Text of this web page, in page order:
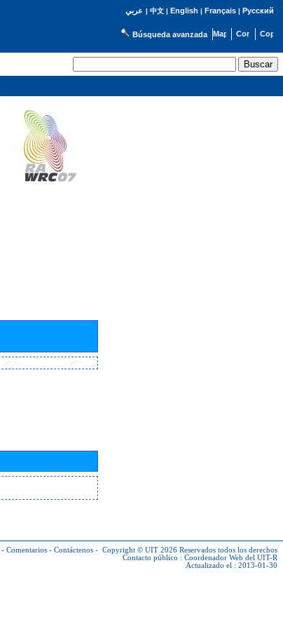
عربي | 中文| English | Français| Русский
Búsqueda avanzada
- Comentarios - Contáctenos - Copyright © UIT 2026 Reservados todos los derechos
Contacto público : Coordenador Web del UIT-R
Actualizado el : 2013-01-30